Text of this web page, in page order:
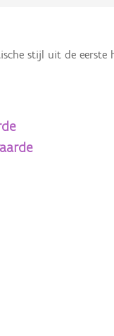
stijl uit de eerste